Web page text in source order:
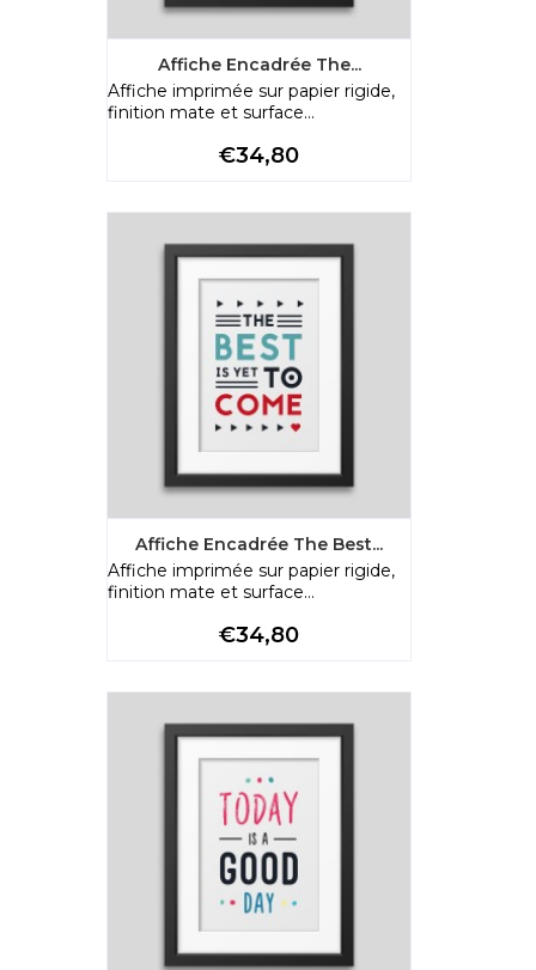
Affiche Encadrée The...
Affiche imprimée sur papier rigide,
finition mate et surface...
Preço
€34,80
Affiche Encadrée The Best...
Affiche imprimée sur papier rigide,
finition mate et surface...
Preço
€34,80